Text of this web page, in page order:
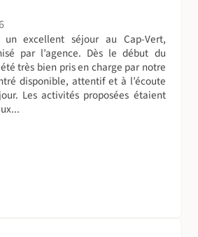
un excellent séjour au Cap-Vert,
par l’agence. Dès le début du
très bien pris en charge par notre
disponible, attentif et à l’écoute
Les activités proposées étaient